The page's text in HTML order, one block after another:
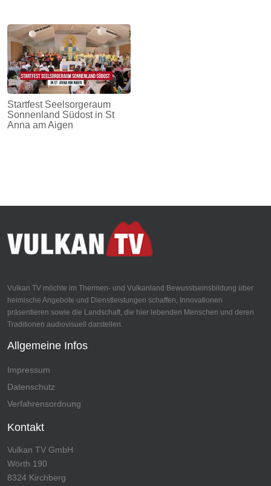
Startfest Seelsorgeraum
Sonnenland Südost in St
Anna am Aigen
Vulkan TV möchte im Thermen- und Vulkanland Bewusstseinsbildung über
heimische Angebote und Dienstleistungen schaffen, Innovationen
präsentieren sowie die Landschaft, die hier lebenden Menschen und deren
Traditionen audiovisuell darstellen.
Allgemeine Infos
Impressum
Datenschutz
Verfahrensordnung
Kontakt
Vulkan TV GmbH
Wörth 190
8324 Kirchberg